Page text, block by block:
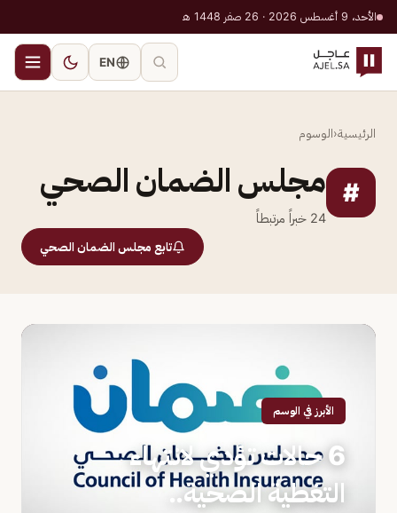
الأحد، 9 أغسطس 2026 · 26 صفر 1448 هـ
EN
الرئيسية‹الوسوم
# مجلس الضمان الصحي
24 خبراً مرتبطاً
تابع مجلس الضمان الصحي
الأبرز في الوسم
6 حالات تؤدي لانتهاء
التغطية الصحية..